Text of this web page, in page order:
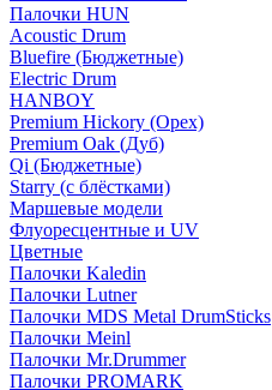
Палочки HUN
Acoustic Drum
Bluefire (Бюджетные)
Electric Drum
HANBOY
Premium Hickory (Орех)
Premium Oak (Дуб)
Qi (Бюджетные)
Starry (с блёстками)
Маршевые модели
Флуоресцентные и UV
Цветные
Палочки Kaledin
Палочки Lutner
Палочки MDS Metal DrumSticks
Палочки Meinl
Палочки Mr.Drummer
Палочки PROMARK